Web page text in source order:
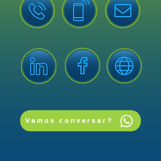
Vamos conversar?